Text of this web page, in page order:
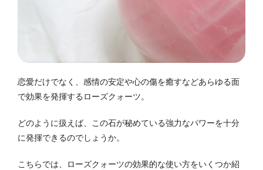
恋愛だけでなく、感情の安定や心の傷を癒すなどあらゆる面
で効果を発揮するローズクォーツ。
どのように扱えば、この石が秘めている強力なパワーを十分
に発揮できるのでしょうか。
こちらでは、ローズクォーツの効果的な使い方をいくつか紹